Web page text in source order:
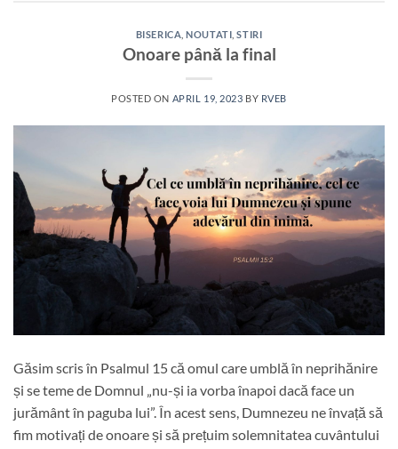
BISERICA ,NOUTATI ,STIRI
Onoare până la final
POSTED ON APRIL 19, 2023 BY RVEB
Găsim scris în Psalmul 15 că omul care umblă în neprihănire
și se teme de Domnul „nu-și ia vorba înapoi dacă face un
jurământ în paguba lui”. În acest sens, Dumnezeu ne învață să
fim motivați de onoare și să prețuim solemnitatea cuvântului